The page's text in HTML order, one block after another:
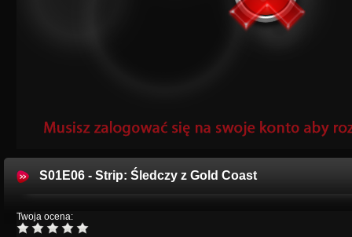
S01E06 - Strip: Śledczy z Gold Coast
Twoja ocena: